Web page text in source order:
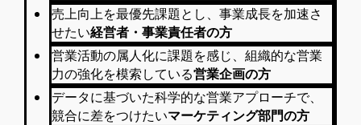
売上向上を最優先課題とし、事業成長を加速さ
せたい経営者・事業責任者の方
営業活動の属人化に課題を感じ、組織的な営業
力の強化を模索している営業企画の方
データに基づいた科学的な営業アプローチで、
競合に差をつけたいマーケティング部門の方